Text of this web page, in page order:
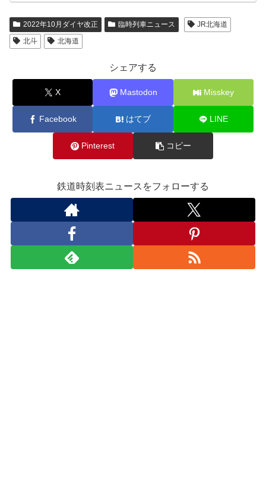
2022年10月ダイヤ改正 臨時列車ニュース
JR北海道
北斗
北海道
シェアする
X Mastodon Misskey
Facebook はてブ LINE
Pinterest コピー
鉄道時刻表ニュースをフォローする